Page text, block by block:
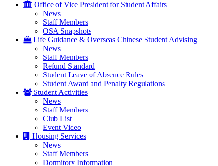
Office of Vice President for Student Affairs
News
Staff Members
OSA Snapshots
Life Guidance & Overseas Chinese Student Advising
News
Staff Members
Refund Standard
Student Leave of Absence Rules
Student Award and Penalty Regulations
Student Activities
News
Staff Members
Club List
Event Video
Housing Services
News
Staff Members
Dormitory Information